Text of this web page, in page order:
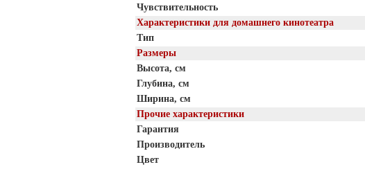
Чувствительность
Характеристики для домашнего кинотеатра
Тип
Размеры
Высота, см
Глубина, см
Ширина, см
Прочие характеристики
Гарантия
Производитель
Цвет